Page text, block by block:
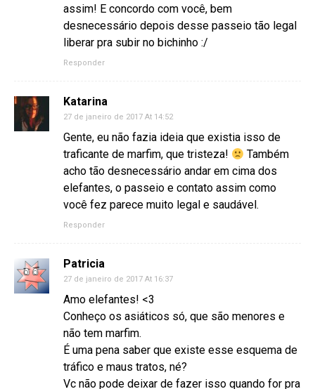
assim! E concordo com você, bem
desnecessário depois desse passeio tão legal
liberar pra subir no bichinho :/
Responder
Katarina
27 de janeiro de 2017 At 14:52
Gente, eu não fazia ideia que existia isso de
traficante de marfim, que tristeza!
Também
acho tão desnecessário andar em cima dos
elefantes, o passeio e contato assim como
você fez parece muito legal e saudável.
Responder
Patricia
27 de janeiro de 2017 At 16:37
Amo elefantes! <3
Conheço os asiáticos só, que são menores e
não tem marfim.
É uma pena saber que existe esse esquema de
tráfico e maus tratos, né?
Vc não pode deixar de fazer isso quando for pra